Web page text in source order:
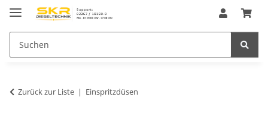
Zurück zur Liste Einspritzdüsen